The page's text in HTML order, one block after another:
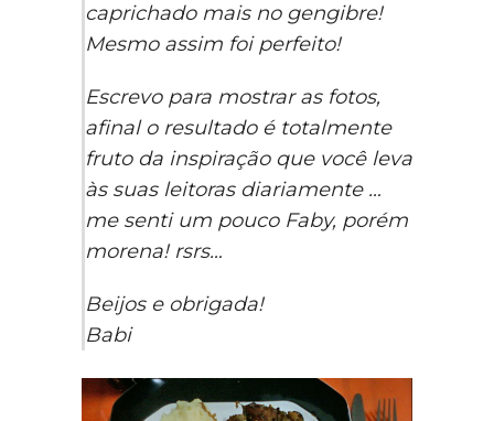
caprichado mais no gengibre!
Mesmo assim foi perfeito!
Escrevo para mostrar as fotos,
afinal o resultado é totalmente
fruto da inspiração que você leva
às suas leitoras diariamente …
me senti um pouco Faby, porém
morena! rsrs…
Beijos e obrigada!
Babi